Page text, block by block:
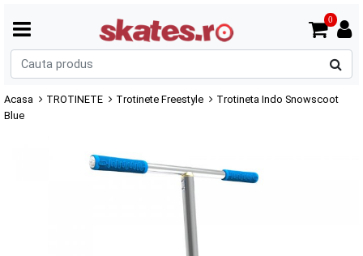
0
Acasa TROTINETE Trotinete Freestyle
Trotineta Indo Snowscoot
Blue